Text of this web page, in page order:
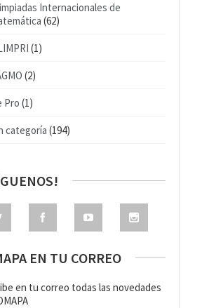
Internacionales de
(62)
(1)
(2)
Pro (1)
categoría (194)
EN TU CORREO
en tu correo todas las novedades